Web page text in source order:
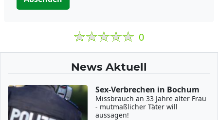
0
News Aktuell
Sex-Verbrechen in Bochum
Missbrauch an 33 Jahre alter Frau
- mutmaßlicher Täter will
aussagen!